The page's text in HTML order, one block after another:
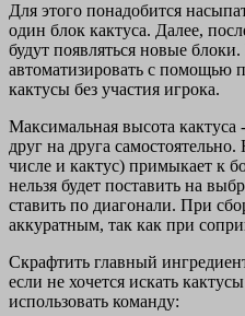
Для этого понадобится
один блок кактуса. Далее,
будут появляться новые
автоматизировать с помощью
кактусы без участия игрока.
Максимальная высота
друг на друга
числе и кактус) примыкает к
нельзя будет поставить на
ставить по диагонали. При
аккуратным, так как при
Скрафтить главный
если не хочется искать
использовать команду: